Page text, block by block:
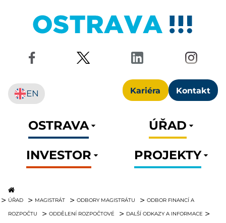
Kariéra Kontakt
EN
OSTRAVA
ÚŘAD
INVESTOR
PROJEKTY
ÚŘAD MAGISTRÁT ODBORY MAGISTRÁTU ODBOR FINANCÍ A
ROZPOČTU ODDĚLENÍ ROZPOČTOVÉ DALŠÍ ODKAZY A INFORMACE